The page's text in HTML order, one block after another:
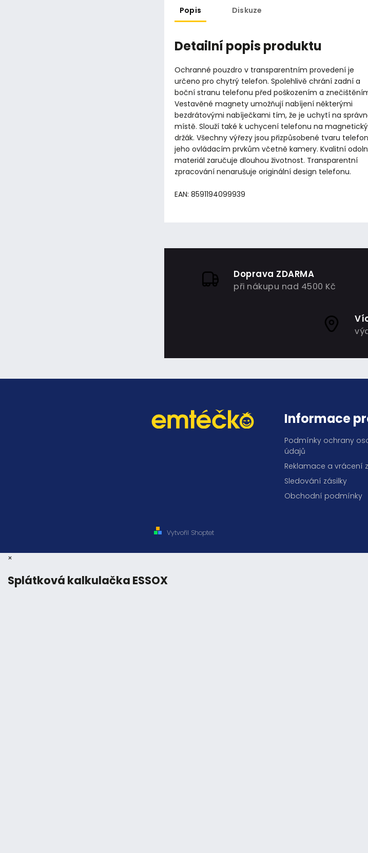
Popis Diskuze
Detailní popis produktu
Ochranné pouzdro v transparentním provedení je
určeno pro chytrý telefon. Spolehlivě chrání zadní a
boční stranu telefonu před poškozením a
Vestavěné magnety umožňují nabíjení některými
bezdrátovými nabíječkami tím, že je uchytí na
místě. Slouží také k uchycení telefonu na magnetický
držák. Všechny výřezy jsou přizpůsobené tvaru
jeho ovládacím prvkům včetně kamery. Kvalitní
materiál zaručuje dlouhou životnost. Transparentní
zpracování nenarušuje originální design telefonu.
EAN: 8591194099939
Doprava ZDARMA
při nákupu nad 4500 Kč
Informace
Podmínky ochrany
údajů
Reklamace a vrácení
Sledování zásilky
Obchodní podmínky
Vytvořil Shoptet
×
Splátková kalkulačka ESSOX